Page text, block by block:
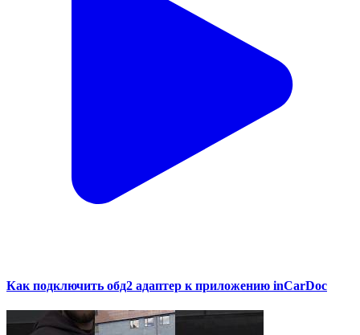
Как подключить обд2 адаптер к приложению inCarDoc